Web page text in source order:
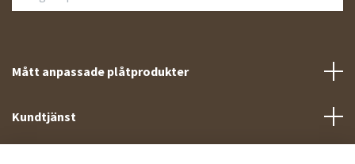
Mått anpassade plåtprodukter
Kundtjänst